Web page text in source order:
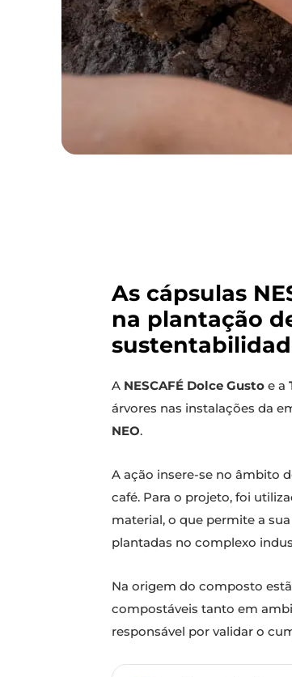
As cápsulas
na plantação
A NESCAFÉ Dolce Gusto e a
árvores nas instalações da
NEO.
A ação insere-se no âmbito
café. Para o projeto, foi
material, o que permite a
plantadas no complexo
Na origem do composto
compostáveis tanto em
responsável por validar o